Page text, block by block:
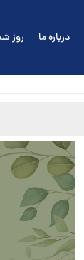
درباره ما روز